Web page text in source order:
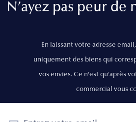
N’ayez pas peur de
En laissant votre adresse
uniquement des biens qui
vos envies. Ce n'est qu'après
commercial vous